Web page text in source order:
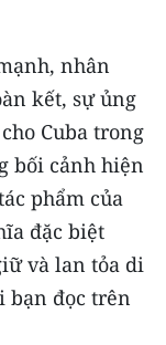
nhân
kết, sự ủng
Cuba trong
bối cảnh hiện
phẩm của
đặc biệt
và lan tỏa di
bạn đọc trên